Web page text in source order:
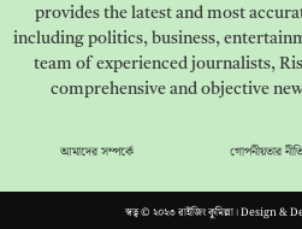
provides the latest and most
including politics, business,
team of experienced journalists,
comprehensive and objective
আমাদের সম্পর্কে গোপনীয়তার
স্বত্ব © ২০২৩ রাইজিং কুমিল্লা। Design